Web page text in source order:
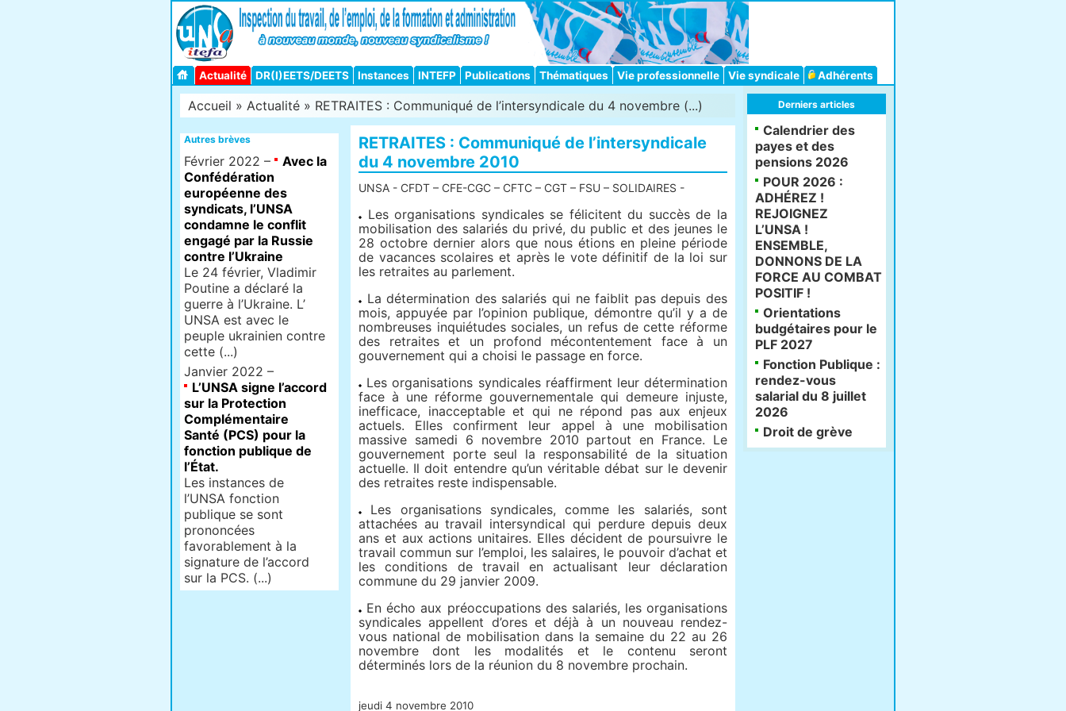
Actualité DR(I)EETS/DEETS Instances INTEFP Publications Thématiques Vie professionnelle Vie syndicale Adhérents
Accueil » Actualité » RETRAITES : Communiqué de l’intersyndicale du 4 novembre (...)
RETRAITES : Communiqué de l’intersyndicale
du 4 novembre 2010
UNSA - CFDT – CFE-CGC – CFTC – CGT – FSU – SOLIDAIRES -
Les organisations syndicales se félicitent du succès de la
mobilisation des salariés du privé, du public et des jeunes le
28 octobre dernier alors que nous étions en pleine période
de vacances scolaires et après le vote définitif de la loi sur
les retraites au parlement.
La détermination des salariés qui ne faiblit pas depuis des
mois, appuyée par l’opinion publique, démontre qu’il y a de
nombreuses inquiétudes sociales, un refus de cette réforme
des retraites et un profond mécontentement face à un
gouvernement qui a choisi le passage en force.
Les organisations syndicales réaffirment leur détermination
face à une réforme gouvernementale qui demeure injuste,
inefficace, inacceptable et qui ne répond pas aux enjeux
actuels. Elles confirment leur appel à une mobilisation
massive samedi 6 novembre 2010 partout en France. Le
gouvernement porte seul la responsabilité de la situation
actuelle. Il doit entendre qu’un véritable débat sur le devenir
des retraites reste indispensable.
Les organisations syndicales, comme les salariés, sont
attachées au travail intersyndical qui perdure depuis deux
ans et aux actions unitaires. Elles décident de poursuivre le
travail commun sur l’emploi, les salaires, le pouvoir d’achat et
les conditions de travail en actualisant leur déclaration
commune du 29 janvier 2009.
En écho aux préoccupations des salariés, les organisations
syndicales appellent d’ores et déjà à un nouveau rendez-
vous national de mobilisation dans la semaine du 22 au 26
novembre dont les modalités et le contenu seront
déterminés lors de la réunion du 8 novembre prochain.
jeudi 4 novembre 2010
Autres brèves
Février 2022 –
Avec la
Confédération
européenne des
syndicats, l’UNSA
condamne le conflit
engagé par la Russie
contre l’Ukraine
Le 24 février, Vladimir
Poutine a déclaré la
guerre à l’Ukraine. L’
UNSA est avec le
peuple ukrainien contre
cette (...)
Janvier 2022 –
L’UNSA signe l’accord
sur la Protection
Complémentaire
Santé (PCS) pour la
fonction publique de
l’État.
Les instances de
l’UNSA fonction
publique se sont
prononcées
favorablement à la
signature de l’accord
sur la PCS. (...)
Derniers articles
Calendrier des
payes et des
pensions 2026
POUR 2026 :
ADHÉREZ !
REJOIGNEZ
L’UNSA !
ENSEMBLE,
DONNONS DE LA
FORCE AU COMBAT
POSITIF !
Orientations
budgétaires pour le
PLF 2027
Fonction Publique :
rendez-vous
salarial du 8 juillet
2026
Droit de grève